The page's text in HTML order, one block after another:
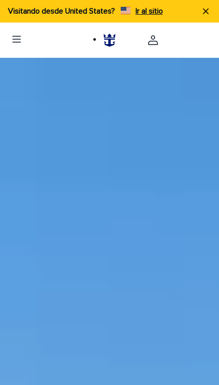
Visitando desde United States? Ir al sitio